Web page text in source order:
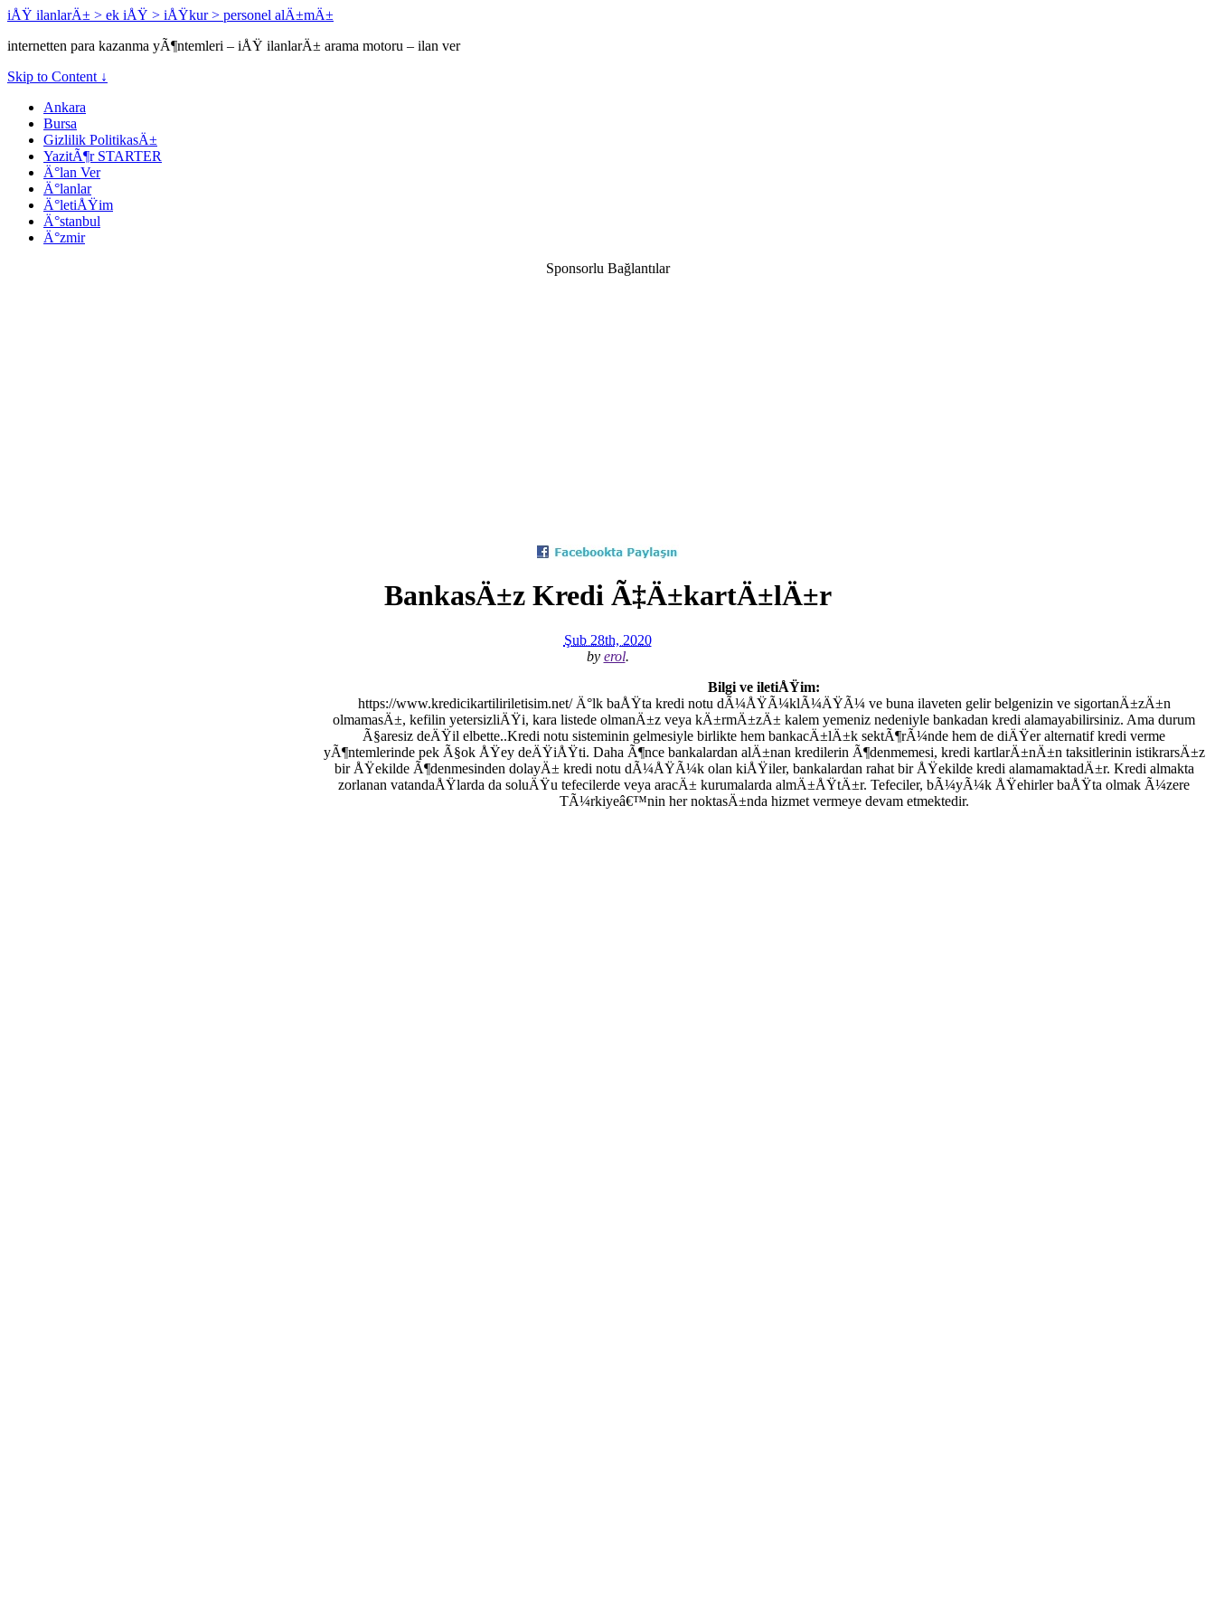
iÅŸ ilanlarÄ± > ek iÅŸ > iÅŸkur > personel alÄ±mÄ±
internetten para kazanma yÃ¶ntemleri – iÅŸ ilanlarÄ± arama motoru – ilan ver
Skip to Content ↓
Ankara
Bursa
Gizlilik PolitikasÄ±
YazitÃ¶r STARTER
Ä°lan Ver
Ä°lanlar
Ä°letiÅŸim
Ä°stanbul
Ä°zmir
Sponsorlu Bağlantılar
BankasÄ±z Kredi Ã‡Ä±kartÄ±lÄ±r
Şub 28th, 2020
by erol.
Bilgi ve iletiÅŸim:
https://www.kredicikartiliriletisim.net/ Ä°lk baÅŸta kredi notu dÃ¼ÅŸÃ¼klÃ¼ÄŸÃ¼ ve buna ilaveten gelir belgenizin ve sigortanÄ±zÄ±n
olmamasÄ±, kefilin yetersizliÄŸi, kara listede olmanÄ±z veya kÄ±rmÄ±zÄ± kalem yemeniz nedeniyle bankadan kredi alamayabilirsiniz. Ama durum
Ã§aresiz deÄŸil elbette..Kredi notu sisteminin gelmesiyle birlikte hem bankacÄ±lÄ±k sektÃ¶rÃ¼nde hem de diÄŸer alternatif kredi verme
yÃ¶ntemlerinde pek Ã§ok ÅŸey deÄŸiÅŸti. Daha Ã¶nce bankalardan alÄ±nan kredilerin Ã¶denmemesi, kredi kartlarÄ±nÄ±n taksitlerinin istikrarsÄ±z
bir ÅŸekilde Ã¶denmesinden dolayÄ± kredi notu dÃ¼ÅŸÃ¼k olan kiÅŸiler, bankalardan rahat bir ÅŸekilde kredi alamamaktadÄ±r. Kredi almakta
zorlanan vatandaÅŸlarda da soluÄŸu tefecilerde veya aracÄ± kurumalarda almÄ±ÅŸtÄ±r. Tefeciler, bÃ¼yÃ¼k ÅŸehirler baÅŸta olmak Ã¼zere
TÃ¼rkiyeâ€™nin her noktasÄ±nda hizmet vermeye devam etmektedir.